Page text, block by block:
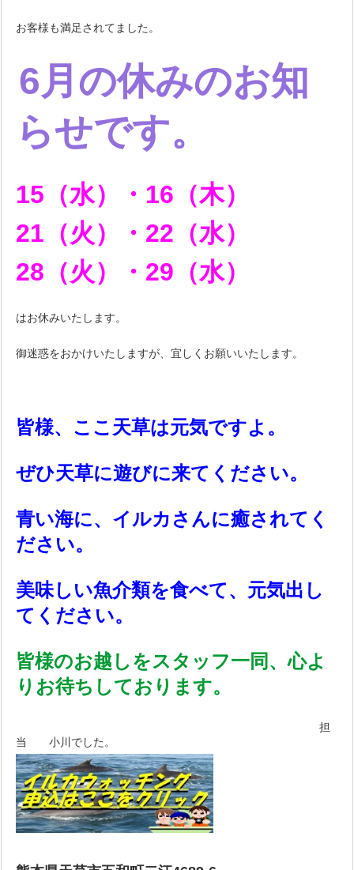
お客様も満足されてました。
6月の休みのお知
らせです。
15（水）・16（木）
21（火）・22（水）
28（火）・29（水）
はお休みいたします。
御迷惑をおかけいたしますが、宜しくお願いいたします。
皆様、ここ天草は元気ですよ。
ぜひ天草に遊びに来てください。
青い海に、イルカさんに癒されてく
ださい。
美味しい魚介類を食べて、元気出し
てください。
皆様のお越しをスタッフ一同、心よ
りお待ちしております。
担
当 小川でした。